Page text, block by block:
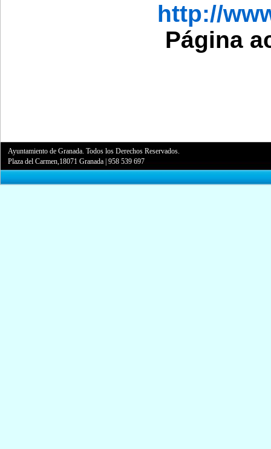
http://
Página
Ayuntamiento de Granada. Todos los Derechos Reservados.
Plaza del Carmen,18071 Granada |958 539 697